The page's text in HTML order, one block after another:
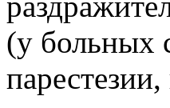
(у больных